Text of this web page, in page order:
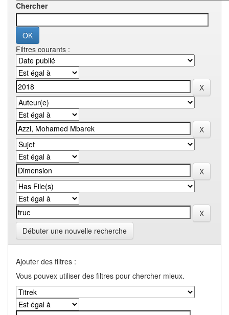
Chercher
Filtres courants :
Débuter une nouvelle recherche
Ajouter des filtres :
Vous pouvex utiliser des filtres pour chercher mieux.